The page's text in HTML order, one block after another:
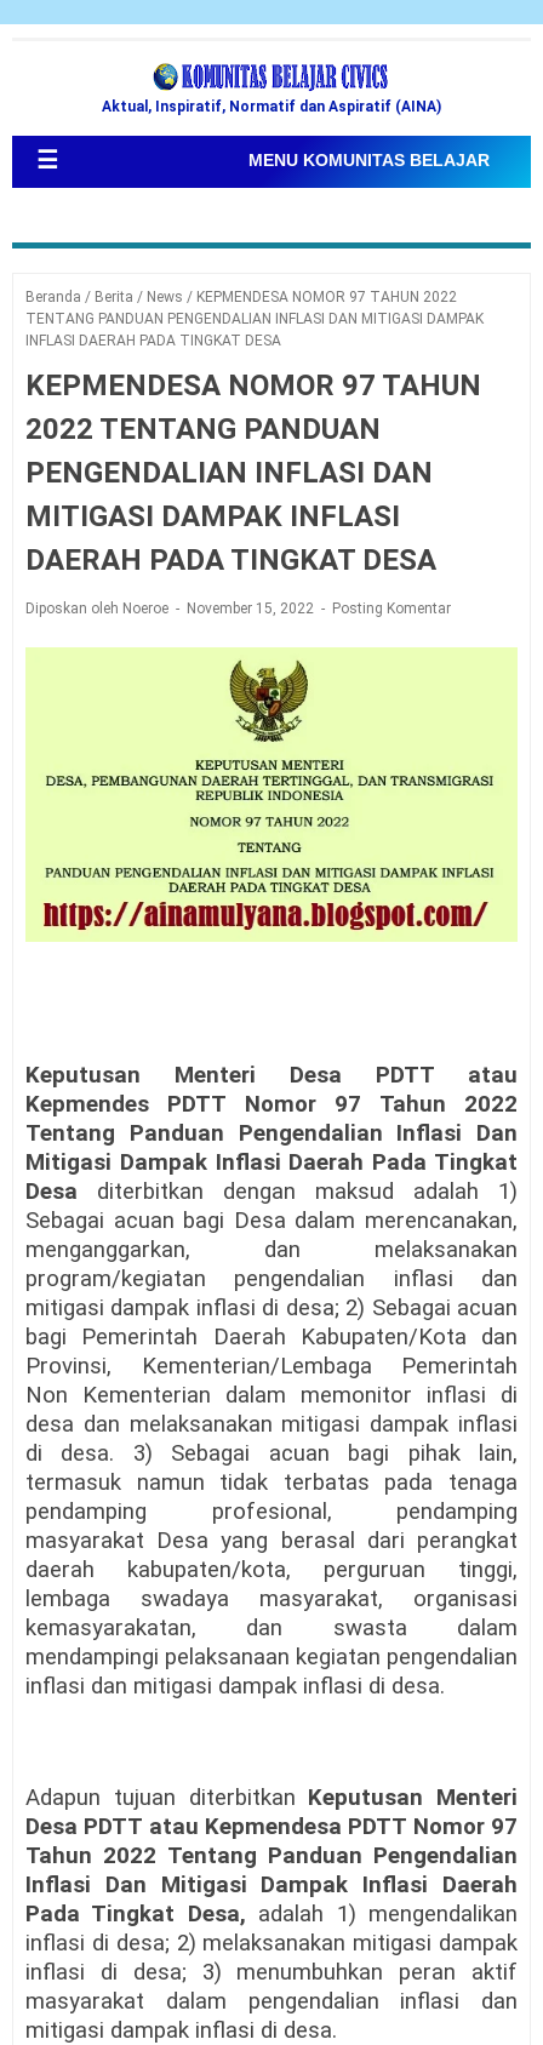
Aktual, Inspiratif, Normatif dan Aspiratif (AINA)
☰ MENU KOMUNITAS BELAJAR
Beranda / Berita / News / KEPMENDESA NOMOR 97 TAHUN 2022
TENTANG PANDUAN PENGENDALIAN INFLASI DAN MITIGASI DAMPAK
INFLASI DAERAH PADA TINGKAT DESA
KEPMENDESA NOMOR 97 TAHUN
2022 TENTANG PANDUAN
PENGENDALIAN INFLASI DAN
MITIGASI DAMPAK INFLASI
DAERAH PADA TINGKAT DESA
Diposkan oleh Noeroe November 15, 2022 Posting Komentar
Keputusan Menteri Desa PDTT atau
Kepmendes PDTT Nomor 97 Tahun 2022
Tentang Panduan Pengendalian Inflasi Dan
Mitigasi Dampak Inflasi Daerah Pada Tingkat
Desa diterbitkan dengan maksud
adalah 1)
Sebagai acuan bagi Desa dalam merencanakan,
menganggarkan, dan melaksanakan
program/kegiatan pengendalian inflasi dan
mitigasi dampak inflasi di desa; 2) Sebagai acuan
bagi Pemerintah Daerah Kabupaten/Kota dan
Provinsi, Kementerian/Lembaga Pemerintah
Non Kementerian dalam memonitor inflasi di
desa dan melaksanakan mitigasi dampak inflasi
di desa. 3) Sebagai acuan bagi pihak lain,
termasuk namun tidak terbatas pada tenaga
pendamping profesional, pendamping
masyarakat Desa yang berasal dari perangkat
daerah kabupaten/kota, perguruan tinggi,
lembaga swadaya masyarakat, organisasi
kemasyarakatan, dan swasta dalam
mendampingi pelaksanaan kegiatan pengendalian
inflasi dan mitigasi dampak inflasi di desa.
Adapun tujuan diterbitkan Keputusan Menteri
Desa PDTT atau Kepmendesa PDTT Nomor 97
Tahun 2022 Tentang Panduan Pengendalian
Inflasi Dan Mitigasi Dampak Inflasi Daerah
Pada Tingkat Desa, adalah 1) mengendalikan
inflasi di desa; 2) melaksanakan mitigasi dampak
inflasi di desa; 3) menumbuhkan peran aktif
masyarakat dalam pengendalian inflasi dan
mitigasi dampak inflasi di desa.